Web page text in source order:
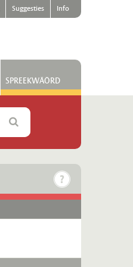
Suggesties Info
SPREEKWÄÖRD